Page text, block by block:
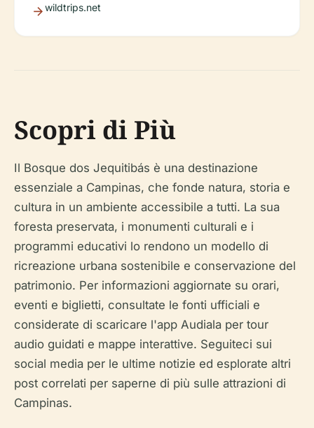
wildtrips.net
Scopri di Più
Il Bosque dos Jequitibás è una destinazione
essenziale a Campinas, che fonde natura, storia e
cultura in un ambiente accessibile a tutti. La sua
foresta preservata, i monumenti culturali e i
programmi educativi lo rendono un modello di
ricreazione urbana sostenibile e conservazione del
patrimonio. Per informazioni aggiornate su orari,
eventi e biglietti, consultate le fonti ufficiali e
considerate di scaricare l'app Audiala per tour
audio guidati e mappe interattive. Seguiteci sui
social media per le ultime notizie ed esplorate altri
post correlati per saperne di più sulle attrazioni di
Campinas.